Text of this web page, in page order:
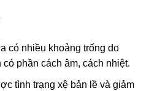
có nhiều khoảng trống do
phần cách âm, cách nhiệt.
tình trạng xệ bản lề và giảm